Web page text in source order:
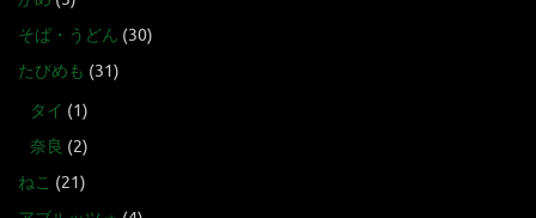
そば・うどん (30)
たびめも (31)
タイ (1)
奈良 (2)
ねこ (21)